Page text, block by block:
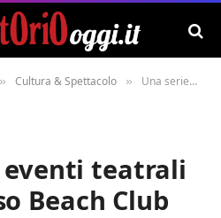
» Cultura & Spettacolo » Una serie di eventi teatrali a Mare Mosso Beach Club
eventi teatrali
Beach Club